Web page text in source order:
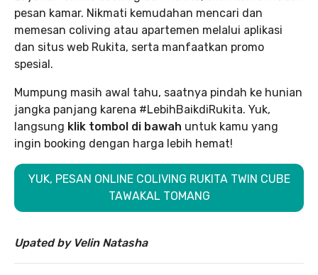
pesan kamar. Nikmati kemudahan mencari dan
memesan coliving atau apartemen melalui aplikasi
dan situs web Rukita, serta manfaatkan promo
spesial.
Mumpung masih awal tahu, saatnya pindah ke hunian
jangka panjang karena #LebihBaikdiRukita. Yuk,
langsung klik tombol di bawah untuk kamu yang
ingin booking dengan harga lebih hemat!
YUK, PESAN ONLINE COLIVING RUKITA TWIN CUBE
TAWAKAL TOMANG
Upated by Velin Natasha